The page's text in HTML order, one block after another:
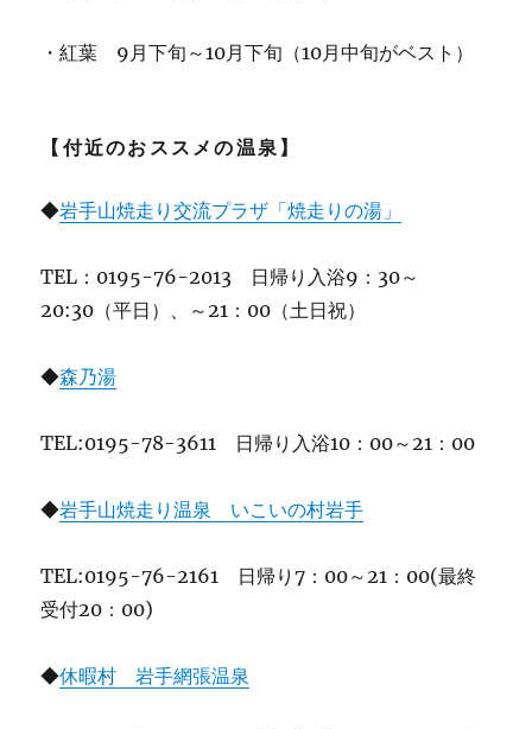
・紅葉 9月下旬～10月下旬（10月中旬がベスト）
【付近のおススメの温泉】
◆岩手山焼走り交流プラザ「焼走りの湯」
TEL：0195-76-2013 日帰り入浴9：30～
20:30（平日）、～21：00（土日祝）
◆森乃湯
TEL:0195-78-3611 日帰り入浴10：00～21：00
◆岩手山焼走り温泉 いこいの村岩手
TEL:0195-76-2161 日帰り7：00～21：00(最終
受付20：00)
◆休暇村 岩手網張温泉